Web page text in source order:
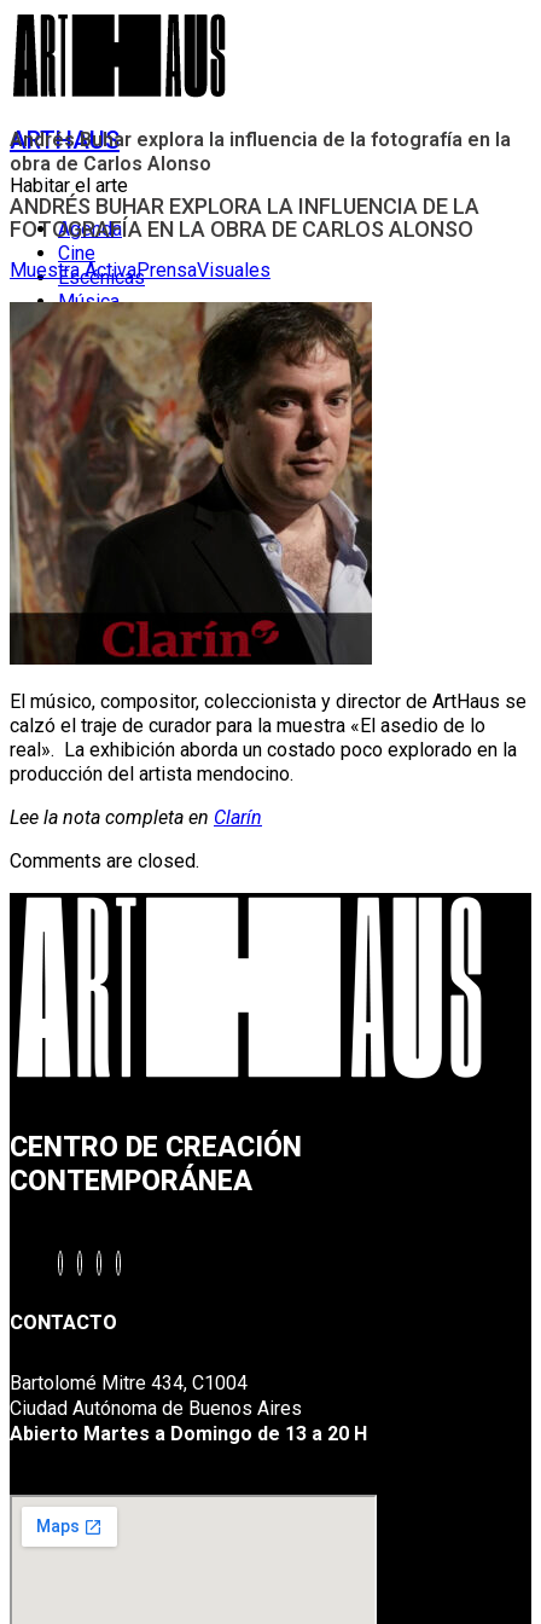
ARTHAUS
Habitar el arte
Agenda
Cine
Escénicas
Música
El Ensamble
Visuales
Convocatorias
Convocatoria Tercer Espacio
Convocatoria Visuales
Convocatoria Música
Educación
Nosotros
El Equipo
Andrés Buhar explora la influencia de la fotografía en la
obra de Carlos Alonso
ANDRÉS BUHAR EXPLORA LA INFLUENCIA DE LA
FOTOGRAFÍA EN LA OBRA DE CARLOS ALONSO
Muestra ActivaPrensaVisuales
El músico, compositor, coleccionista y director de ArtHaus se
calzó el traje de curador para la muestra «El asedio de lo
real». La exhibición aborda un costado poco explorado en la
producción del artista mendocino.
Lee la nota completa en Clarín
Comments are closed.
CENTRO DE CREACIÓN
CONTEMPORÁNEA
CONTACTO
Bartolomé Mitre 434, C1004
Ciudad Autónoma de Buenos Aires
Abierto Martes a Domingo de 13 a 20 H